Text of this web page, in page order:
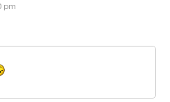
pm